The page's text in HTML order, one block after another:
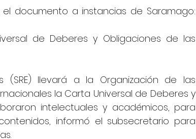
El Sol de Puebla EL FINANCIERO
closeup.mx Azteca Digital
Lado B El Norte
documento a instancias de Saramago:
de Deberes y Obligaciones de las
(SRE) llevará a la Organización de las
la Carta Universal de Deberes y
intelectuales y académicos, para
informó el subsecretario para